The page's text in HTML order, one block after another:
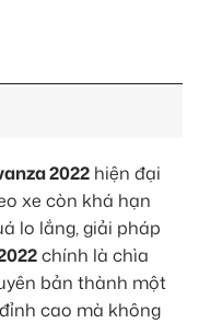
2022 hiện đại
xe còn khá hạn
lo lắng, giải pháp
chính là chìa
bản thành một
cao mà không